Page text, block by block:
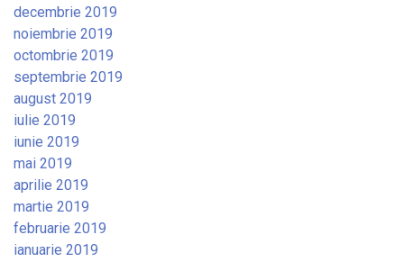
decembrie 2019
noiembrie 2019
octombrie 2019
septembrie 2019
august 2019
iulie 2019
iunie 2019
mai 2019
aprilie 2019
martie 2019
februarie 2019
ianuarie 2019